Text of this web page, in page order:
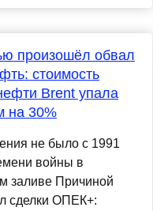
произошёл обвал
стоимость
Brent упала
на 30%
не было с 1991
войны в
заливе Причиной
сделки ОПЕК+: